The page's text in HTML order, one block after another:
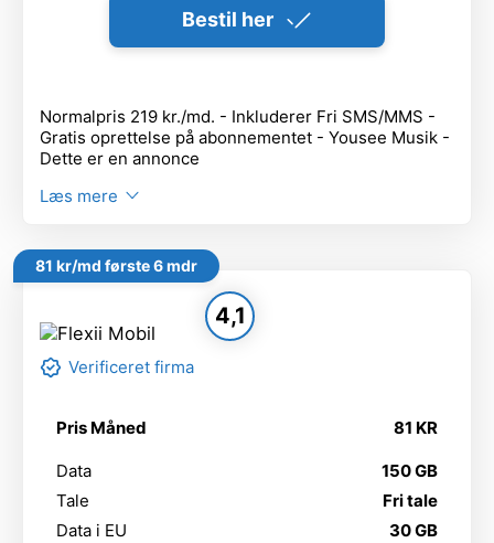
Bestil her
Normalpris 219 kr./md. - Inkluderer Fri SMS/MMS -
Gratis oprettelse på abonnementet - Yousee Musik -
Dette er en annonce
Læs mere
81 kr/md første 6 mdr
4,1
Verificeret firma
Pris Måned 81 KR
Data
150 GB
Tale
Fri tale
Data i EU
30 GB